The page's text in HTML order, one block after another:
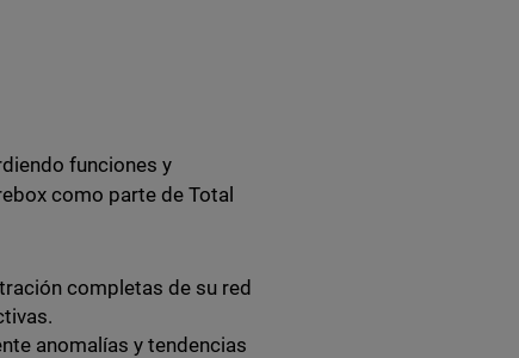
funciones y
como parte de Total
completas de su red
anomalías y tendencias